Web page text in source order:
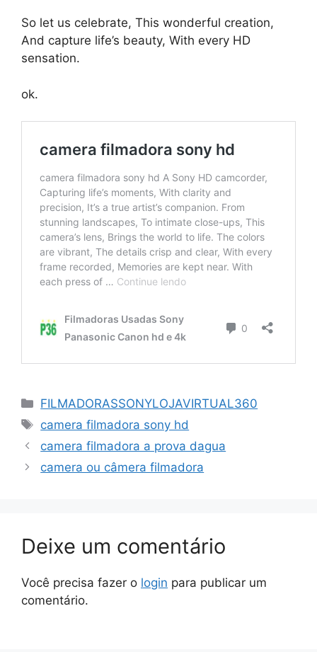
So let us celebrate, This wonderful creation,
And capture life’s beauty, With every HD
sensation.
ok.
Categorias
FILMADORASSONYLOJAVIRTUAL360
Tags
camera filmadora sony hd
camera filmadora a prova dagua
camera ou câmera filmadora
Deixe um comentário
Você precisa fazer o login para publicar um
comentário.